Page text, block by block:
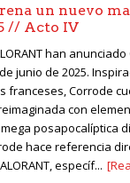
un nuevo
// Acto IV
han
junio de 2025.
franceses, Corrode
con
posapocalíptica
hace referencia
específ...